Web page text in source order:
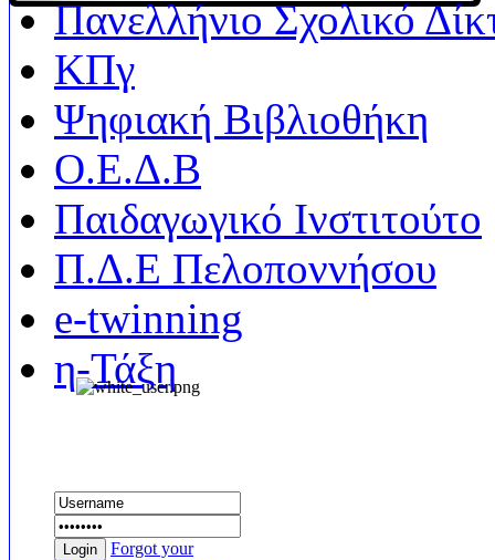
Πανελλήνιο Σχολικό
ΚΠγ
Ψηφιακή Βιβλιοθήκη
Ο.Ε.Δ.Β
Παιδαγωγικό Ινστιτούτο
Π.Δ.Ε Πελοποννήσου
e-twinning
η-Τάξη
Login
Forgot your